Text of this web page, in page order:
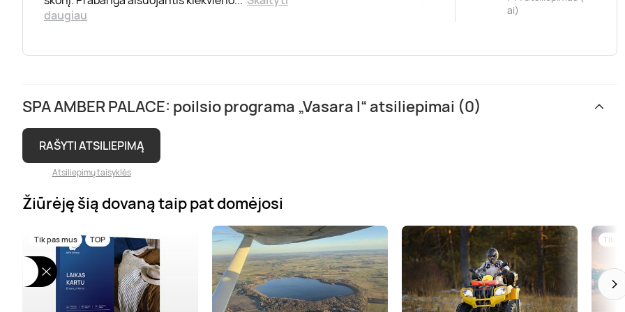
daugiau
ai)
SPA AMBER PALACE: poilsio programa „Vasara I“ atsiliepimai (0)
RAŠYTI ATSILIEPIMĄ
Atsiliepimų taisyklės
Žiūrėję šią dovaną taip pat domėjosi
Tik pas mus TOP Tik